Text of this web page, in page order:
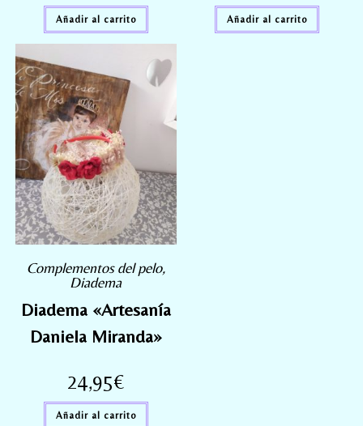
Añadir al carrito Añadir al carrito
Complementos del pelo,
Diadema
Diadema «Artesanía
Daniela Miranda»
24,95€
Añadir al carrito